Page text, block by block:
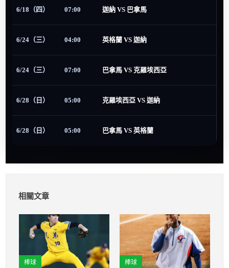
6/18（四） 07:00 迦納 VS 巴拿馬
6/24（三） 04:00 英格蘭 VS 迦納
6/24（三） 07:00 巴拿馬 VS 克羅埃西亞
6/28（日） 05:00 克羅埃西亞 VS 迦納
6/28（日） 05:00 巴拿馬 VS 英格蘭
相關文章
棒球 棒球